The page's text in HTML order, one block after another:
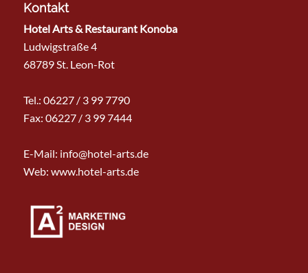
Kontakt
Hotel Arts & Restaurant Konoba
Ludwigstraße 4
68789 St. Leon-Rot
Tel.: 06227 / 3 99 7790
Fax: 06227 / 3 99 7444
E-Mail: info@hotel-arts.de
Web: www.hotel-arts.de